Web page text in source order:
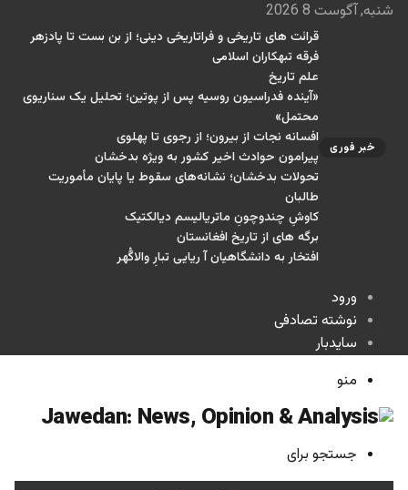
شنبه, آگوست 8 2026
خبر فوری
قرائت های تاریخی و فراتاریخی دینی؛ از بن بست تا پادزهر
فرقه تبهکاران اسلامی
علم تاریخ
«آینده فدراسیون روسیه پس از پوتین؛ تحلیل یک سناریوی
محتمل»
افسانه نجات از بیرون؛ از رجوی تا پهلوی
پیرامون حوادث اخیر کشور به ویژه بدخشان
تحولات بدخشان؛ نشانه‌های سقوط یا پایان مأموریت
طالبان
کاوشِ چندو‌چونِ ماتریالیسم دیالکتیک
برگه های از تاریخ افغانستان
افتخار به دانشگاهیان آ ریایی تبارِ والاگُهر
ورود
نوشته تصادفی
سایدبار
منو
جستجو برای